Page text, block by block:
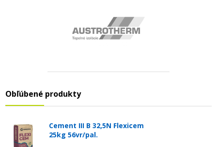
Obľúbené produkty
Cement III B 32,5N Flexicem
25kg 56vr/pal.